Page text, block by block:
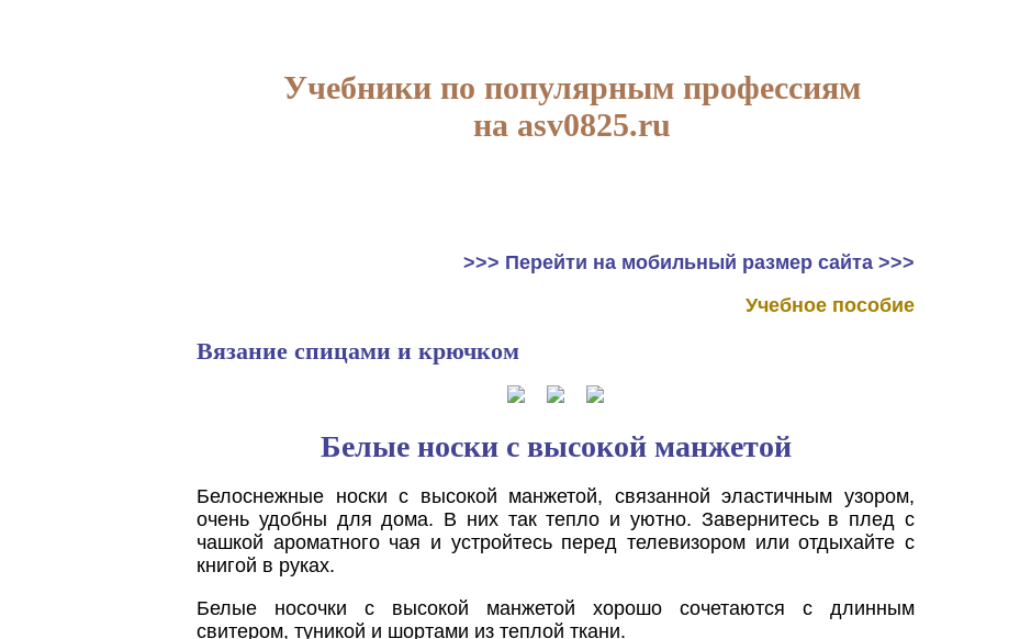
Учебники по популярным профессиям
на asv0825.ru
>>> Перейти на мобильный размер сайта >>>
Учебное пособие
Вязание спицами и крючком
Белые носки с высокой манжетой
Белоснежные носки с высокой манжетой, связанной эластичным узором,
очень удобны для дома. В них так тепло и уютно. Завернитесь в плед с
чашкой ароматного чая и устройтесь перед телевизором или отдыхайте с
книгой в руках.
Белые носочки с высокой манжетой хорошо сочетаются с длинным
свитером, туникой и шортами из теплой ткани.